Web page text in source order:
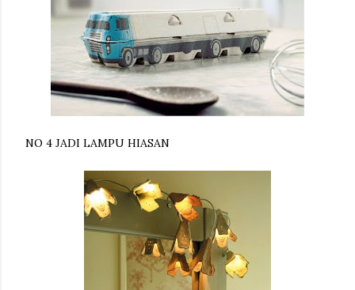
NO 4 JADI LAMPU HIASAN